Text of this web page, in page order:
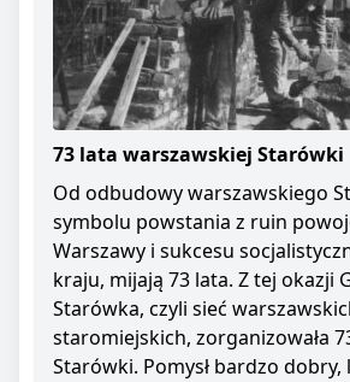
73 lata warszawskiej Starówki
Od odbudowy warszawskiego
symbolu powstania z ruin
Warszawy i sukcesu
kraju, mijają 73 lata. Z tej okazji
Starówka, czyli sieć
staromiejskich, zorganizowała
Starówki. Pomysł bardzo dobry,